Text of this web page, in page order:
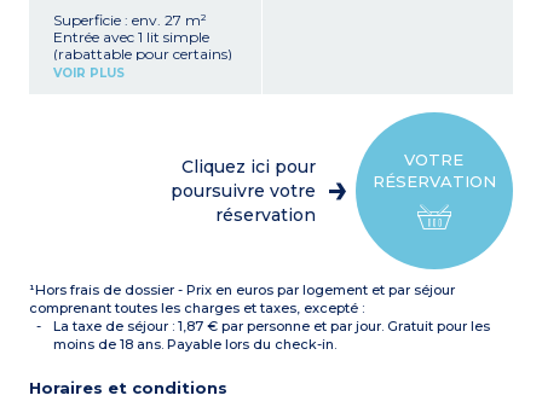
cuisson, micro-ondes, lave-
vaisselle, cafetière
électrique, bouilloire)
Salle de bain, WC
Superficie : env. 27 m²
Entrée avec 1 lit simple
(rabattable pour certains)
Séjour avec 2 lits gigognes
Chambre avec 1 lit double
VOIR PLUS
VOTRE
RÉSERVATION
Cliquez ici pour
poursuivre votre
réservation
¹Hors frais de dossier - Prix en euros par logement et par séjour
comprenant toutes les charges et taxes, excepté :
La taxe de séjour : 1,87 € par personne et par jour. Gratuit pour les
moins de 18 ans. Payable lors du check-in.
Horaires et conditions